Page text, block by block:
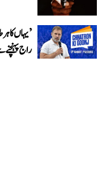
’یہاں کا
راج